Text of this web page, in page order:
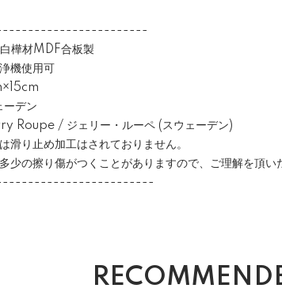
樺材MDF合板製
使用可
ーデン
Roupe / ジェリー・ルーペ (スウェーデン)
滑り止め加工はされておりません。
少の擦り傷がつくことがありますので、ご理解を頂い